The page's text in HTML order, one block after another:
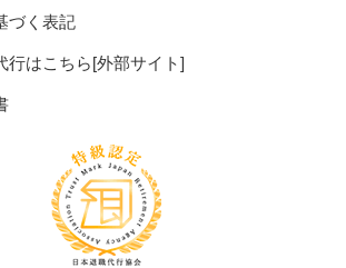
づく表記
行はこちら[外部サイト]